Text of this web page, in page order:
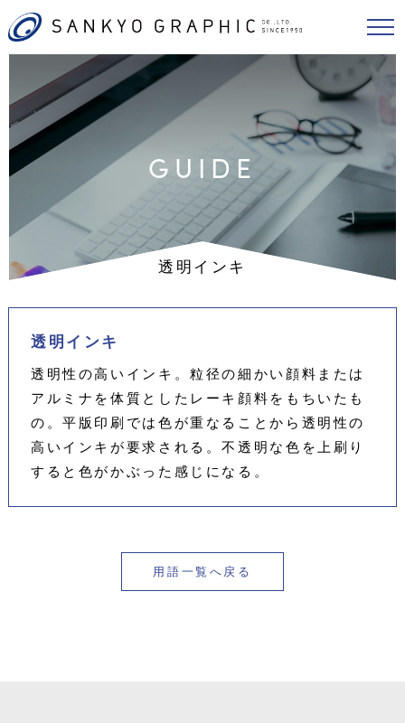
GUIDE
透明インキ
透明インキ
透明性の高いインキ。粒径の細かい顔料または
アルミナを体質としたレーキ顔料をもちいたも
の。平版印刷では色が重なることから透明性の
高いインキが要求される。不透明な色を上刷り
すると色がかぶった感じになる。
用語一覧へ戻る